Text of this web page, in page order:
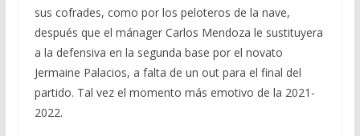
sus cofrades, como por los peloteros de la nave,
después que el mánager Carlos Mendoza le sustituyera
a la defensiva en la segunda base por el novato
Jermaine Palacios, a falta de un out para el final del
partido. Tal vez el momento más emotivo de la 2021-
2022.